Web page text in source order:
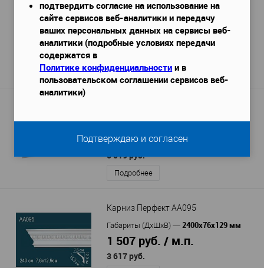
Карниз Перфект AB117F гибкий
Габариты (ДхШхВ)—2300х89х87 мм
2 911 руб. / м.п.
Подробнее
2000х73х280 мм
3 010 руб. / м.п.
6 019 руб.
Подробнее
Карниз Перфект AA095
Габариты (ДхШхВ) — 2400х76х129 мм
1 507 руб. / м.п.
3 617 руб.
подтвердить согласие на использование на
сайте сервисов веб-аналитики и передачу
ваших персональных данных на сервисы веб-
аналитики (подробные условиях передачи
содержатся в
Политике конфиденциальности и в
пользовательском соглашении сервисов веб-
аналитики)
Подтверждаю и согласен